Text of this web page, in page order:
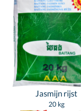
Jasmijn rijst
20 kg